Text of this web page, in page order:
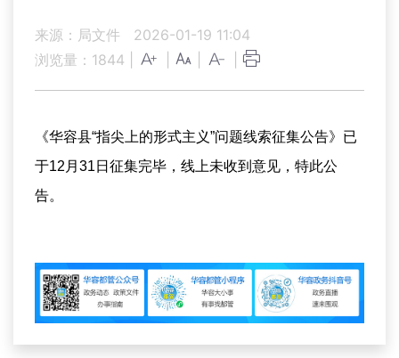
来源：局文件
2026-01-19 11:04
浏览量： 1844
《华容县“指尖上的形式主义”问题线索征集公告》已
于12月31日征集完毕，线上未收到意见，特此公
告。